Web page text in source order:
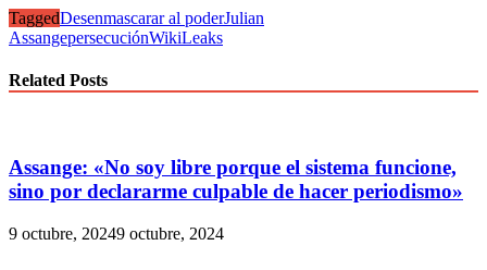
TaggedDesenmascarar al poderJulian
AssangepersecuciónWikiLeaks
Related Posts
Assange: «No soy libre porque el sistema funcione,
sino por declararme culpable de hacer periodismo»
9 octubre, 20249 octubre, 2024